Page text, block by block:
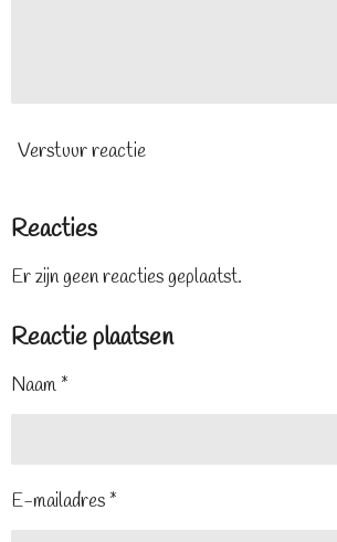
Verstuur reactie
Reacties
Er zijn geen reacties geplaatst.
Reactie plaatsen
Naam *
E-mailadres *